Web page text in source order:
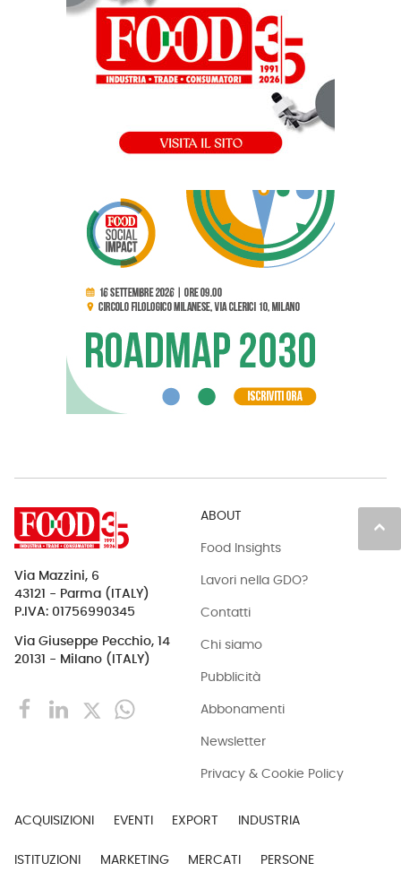
keyboard_arrow_up
Via Mazzini, 6
43121 - Parma (ITALY)
P.IVA: 01756990345
Via Giuseppe Pecchio, 14
20131 - Milano (ITALY)
ABOUT
Food Insights
Lavori nella GDO?
Contatti
Chi siamo
Pubblicità
Abbonamenti
Newsletter
Privacy & Cookie Policy
ACQUISIZIONI EVENTI EXPORT INDUSTRIA
ISTITUZIONI MARKETING MERCATI PERSONE